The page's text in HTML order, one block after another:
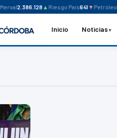
2.386.128▲Riesgo País641▼Petróleo
Inicio Noticias